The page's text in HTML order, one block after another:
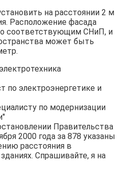
на расстоянии 2 м
Расположение фасада
соответствующим СНиП, и
может быть
по электроэнергетике и
по модернизации
Правительства
2000 года за 878 указаны
расстояния в
Спрашивайте, я на